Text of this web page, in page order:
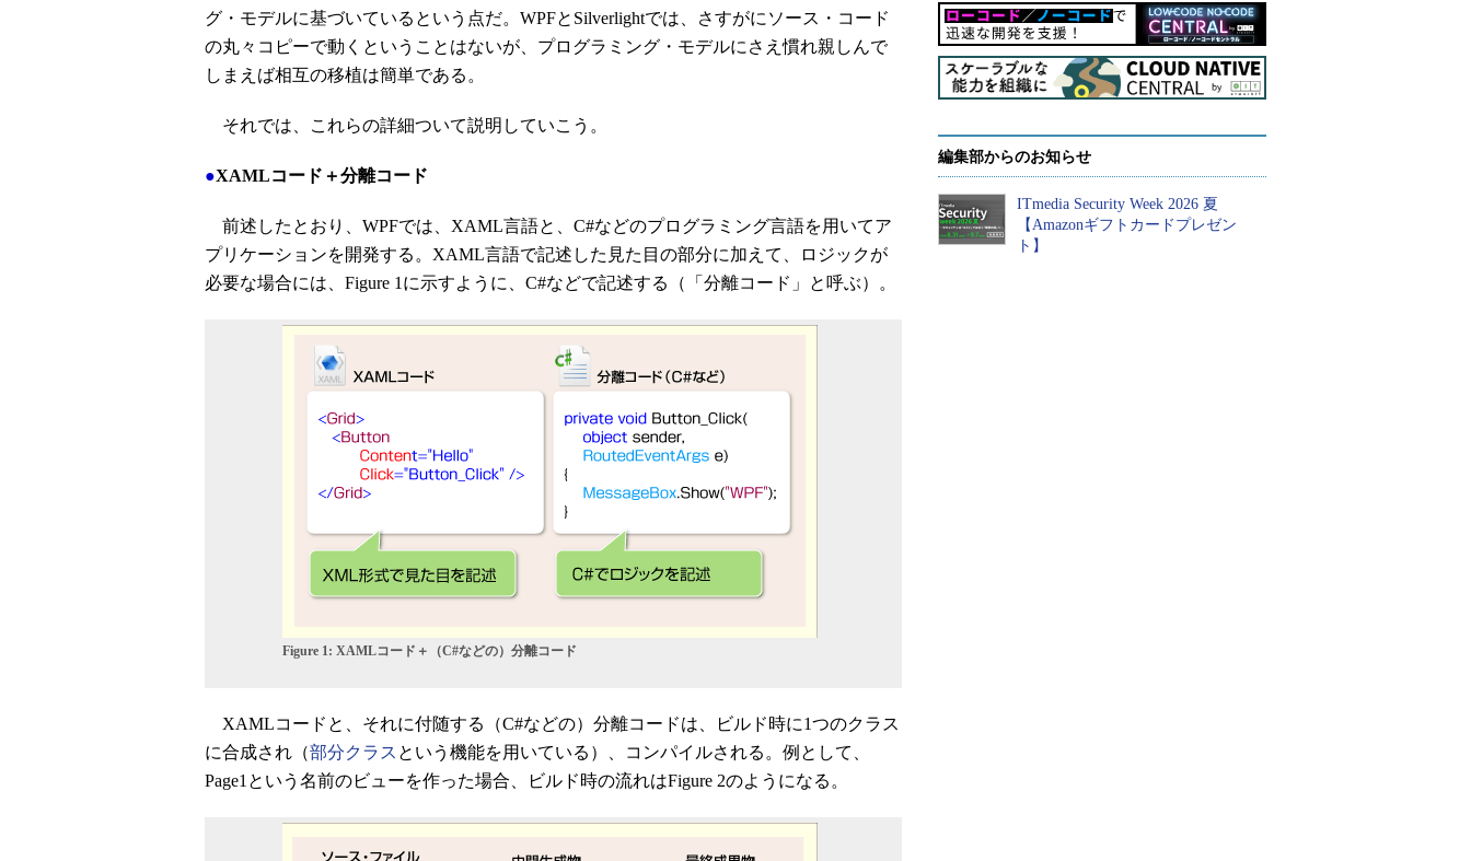
グ・モデルに基づいているという点だ。WPFとSilverlightでは、さすがにソース・コード
の丸々コピーで動くということはないが、プログラミング・モデルにさえ慣れ親しんで
しまえば相互の移植は簡単である。
それでは、これらの詳細ついて説明していこう。
●XAMLコード＋分離コード
前述したとおり、WPFでは、XAML言語と、C#などのプログラミング言語を用いてア
プリケーションを開発する。XAML言語で記述した見た目の部分に加えて、ロジックが
必要な場合には、Figure 1に示すように、C#などで記述する（「分離コード」と呼ぶ）。
Figure 1: XAMLコード＋（C#などの）分離コード
XAMLコードと、それに付随する（C#などの）分離コードは、ビルド時に1つのクラス
に合成され（部分クラス という機能を用いている）、コンパイルされる。例として、
Page1という名前のビューを作った場合、ビルド時の流れはFigure 2のようになる。
編集部からのお知らせ
ITmedia Security Week 2026 夏
【Amazonギフトカードプレゼン
ト】